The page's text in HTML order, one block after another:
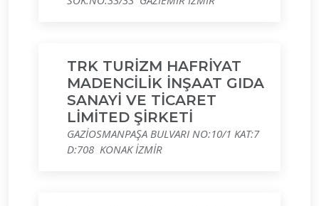
TRK TURİZM HAFRİYAT
MADENCİLİK İNŞAAT GIDA
SANAYİ VE TİCARET
LİMİTED ŞİRKETİ
GAZİOSMANPAŞA BULVARI NO:10/1 KAT:7
D:708 KONAK İZMİR